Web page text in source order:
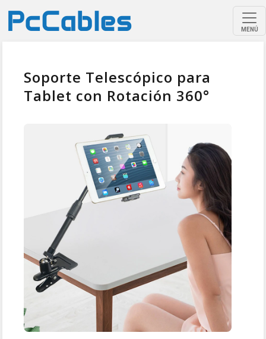
MENÚ
Soporte Telescópico para
Tablet con Rotación 360°